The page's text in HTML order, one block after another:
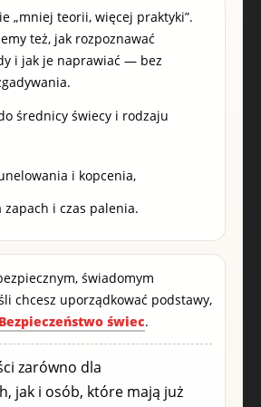
„mniej teorii, więcej praktyki”.
też, jak rozpoznawać
i jak je naprawiać — bez
średnicy świecy i rodzaju
i kopcenia,
zapach i czas palenia.
świadomym
chcesz uporządkować podstawy,
Bezpieczeństwo świec.
zarówno dla
jak i osób, które mają już